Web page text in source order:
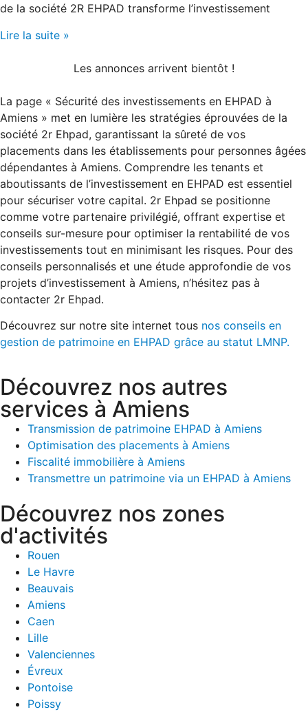
de la société 2R EHPAD transforme l’investissement
Lire la suite »
Les annonces arrivent bientôt !
La page « Sécurité des investissements en EHPAD à
Amiens » met en lumière les stratégies éprouvées de la
société 2r Ehpad, garantissant la sûreté de vos
placements dans les établissements pour personnes âgées
dépendantes à Amiens. Comprendre les tenants et
aboutissants de l’investissement en EHPAD est essentiel
pour sécuriser votre capital. 2r Ehpad se positionne
comme votre partenaire privilégié, offrant expertise et
conseils sur-mesure pour optimiser la rentabilité de vos
investissements tout en minimisant les risques. Pour des
conseils personnalisés et une étude approfondie de vos
projets d’investissement à Amiens, n’hésitez pas à
contacter 2r Ehpad.
Découvrez sur notre site internet tous nos conseils en
gestion de patrimoine en EHPAD grâce au statut LMNP.
Découvrez nos autres
services à Amiens
Transmission de patrimoine EHPAD à Amiens
Optimisation des placements à Amiens
Fiscalité immobilière à Amiens
Transmettre un patrimoine via un EHPAD à Amiens
Découvrez nos zones
d'activités
Rouen
Le Havre
Beauvais
Amiens
Caen
Lille
Valenciennes
Évreux
Pontoise
Poissy